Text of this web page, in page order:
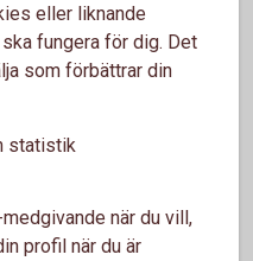
beskrivningar till de
eller liknande
fungera för dig. Det
som förbättrar din
statistik
när du vill,
profil när du är